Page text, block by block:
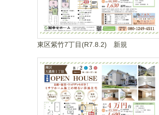
東区紫竹7丁目(R7.8.2) 新規